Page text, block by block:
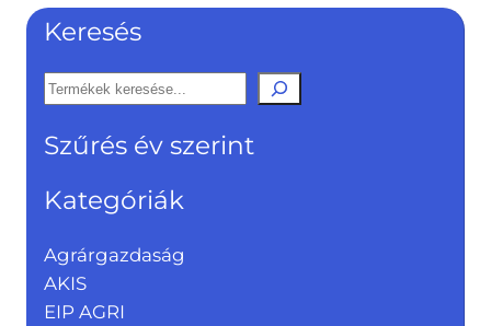
Keresés
K
r
s
s
Szűrés év szerint
Kategóriák
Agrárgazdaság
AKIS
EIP AGRI